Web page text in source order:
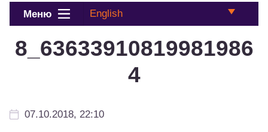
Меню English
8_63633910819981986
4
07.10.2018, 22:10